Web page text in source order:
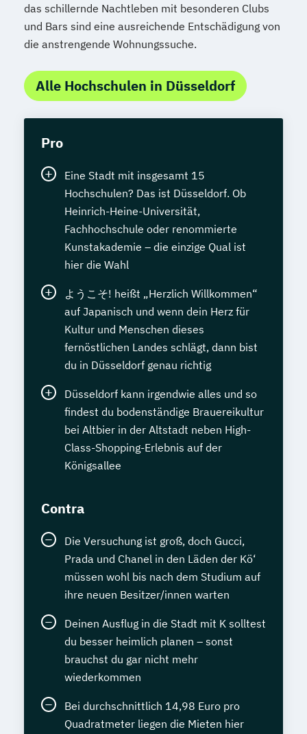
das schillernde Nachtleben mit besonderen Clubs
und Bars sind eine ausreichende Entschädigung von
die anstrengende Wohnungssuche.
Alle Hochschulen in Düsseldorf
Pro
Eine Stadt mit insgesamt 15
Hochschulen? Das ist Düsseldorf. Ob
Heinrich-Heine-Universität,
Fachhochschule oder renommierte
Kunstakademie – die einzige Qual ist
hier die Wahl
ようこそ! heißt „Herzlich Willkommen“
auf Japanisch und wenn dein Herz für
Kultur und Menschen dieses
fernöstlichen Landes schlägt, dann bist
du in Düsseldorf genau richtig
Düsseldorf kann irgendwie alles und so
findest du bodenständige Brauereikultur
bei Altbier in der Altstadt neben High-
Class-Shopping-Erlebnis auf der
Königsallee
Contra
Die Versuchung ist groß, doch Gucci,
Prada und Chanel in den Läden der Kö‘
müssen wohl bis nach dem Studium auf
ihre neuen Besitzer/innen warten
Deinen Ausflug in die Stadt mit K solltest
du besser heimlich planen – sonst
brauchst du gar nicht mehr
wiederkommen
Bei durchschnittlich 14,98 Euro pro
Quadratmeter liegen die Mieten hier